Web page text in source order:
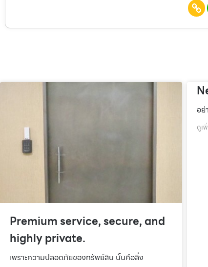
Premium service, secure, and
highly private.
เพราะความปลอดภัยของทรัพย์สิน นั้นคือสิ่ง
อย่
ดูเ